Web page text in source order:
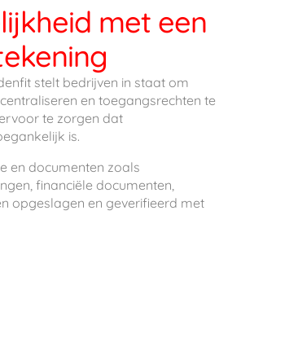
met een
stelt bedrijven in staat om
en toegangsrechten te
te zorgen dat
is.
en documenten zoals
financiële documenten,
opgeslagen en geverifieerd met